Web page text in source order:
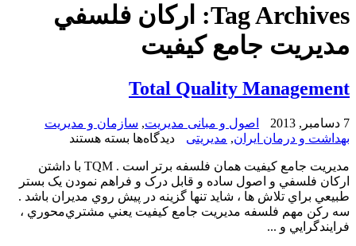
Tag Archives:
ارکان فلسفي
مديريت جامع کيفيت
Total Quality Management
7 دسامبر, 2013 اصول و مبانی مدیریت, سازمان و مدیریت
بهداشت و درمان ایران, مدیریتی دیدگاه‌ها برای
Quality
Management
بسته هستند
مديريت جامع کيفيت همان فلسفه برتر است . TQM با داشتن
ارکان فلسفي و اصول ساده و قابل درک و فراهم نمودن يک بستر
طبيعي براي تلاش ها ، شايد تنها گزينه در پيش روي مديران باشد .
سه رکن مهم فلسفه مديريت جامع کيفيت يعني مشتري‌محوري ،
فرايندگرايي و ...